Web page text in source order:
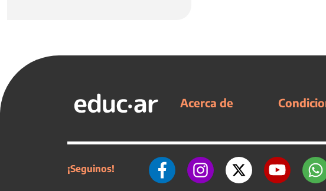
Acerca de
¡Seguinos!